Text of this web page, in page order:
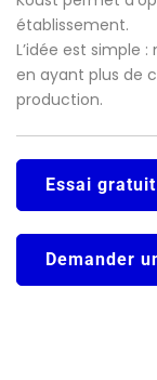
établissement.
L’idée est simple
en ayant plus de
production.
Essai gratuit
Demander